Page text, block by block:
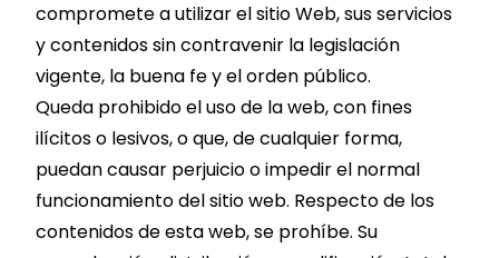
compromete a utilizar el sitio Web, sus servicios
y contenidos sin contravenir la legislación
vigente, la buena fe y el orden público.
Queda prohibido el uso de la web, con fines
ilícitos o lesivos, o que, de cualquier forma,
puedan causar perjuicio o impedir el normal
funcionamiento del sitio web. Respecto de los
contenidos de esta web, se prohíbe. Su